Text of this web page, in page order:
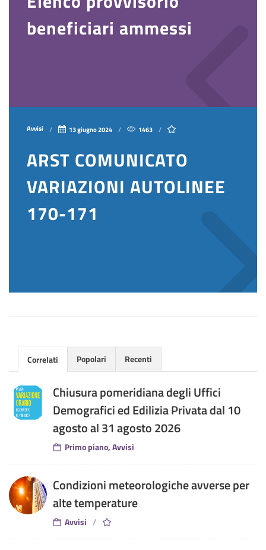
beneficiari ammessi
Avvisi 13 giugno 2024 1463
ARST COMUNICATO
VARIAZIONI AUTOLINEE
170-171
Correlati Popolari Recenti
Chiusura pomeridiana degli Uffici
Demografici ed Edilizia Privata dal 10
agosto al 31 agosto 2026
Primo piano, Avvisi
Condizioni meteorologiche avverse per
alte temperature
Avvisi